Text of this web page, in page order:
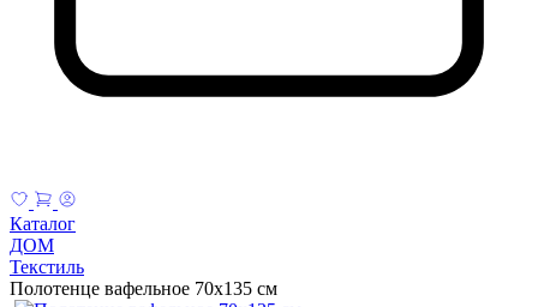
Каталог
ДОМ
Текстиль
Полотенце вафельное 70х135 см